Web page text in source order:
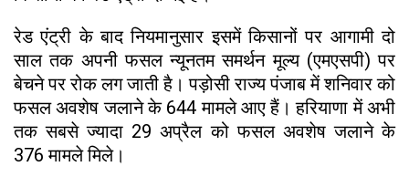
रेड एंट्री के बाद नियमानुसार इसमें किसानों पर आगामी दो
साल तक अपनी फसल न्यूनतम समर्थन मूल्य (एमएसपी) पर
बेचने पर रोक लग जाती है। पड़ोसी राज्य पंजाब में शनिवार को
फसल अवशेष जलाने के 644 मामले आए हैं। हरियाणा में अभी
तक सबसे ज्यादा 29 अप्रैल को फसल अवशेष जलाने के
376 मामले मिले।